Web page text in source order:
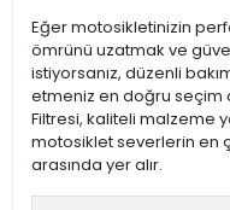
Eğer motosikletinizin
ömrünü uzatmak ve
istiyorsanız, düzenli
etmeniz en doğru seçim
Filtresi, kaliteli malzeme
motosiklet severlerin en
arasında yer alır.